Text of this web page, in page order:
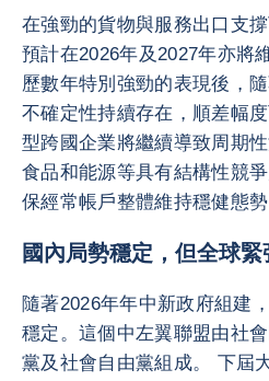
在強勁的貨物與服務出口支
預計在2026年及2027年亦將
歷數年特別強勁的表現後，
不確定性持續存在，順差幅
型跨國企業將繼續導致周期
食品和能源等具有結構性競
保經常帳戶整體維持穩健態勢
國內局勢穩定，但全球
隨著2026年年中新政府組建
穩定。這個中左翼聯盟由社
黨及社會自由黨組成。 下屆